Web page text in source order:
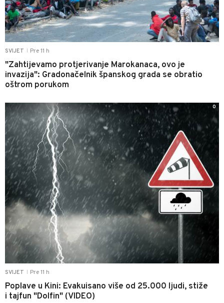
SVIJET Pre 11 h
"Zahtijevamo protjerivanje Marokanaca, ovo je
invazija": Gradonačelnik španskog grada se obratio
oštrom porukom
SVIJET Pre 11 h
Poplave u Kini: Evakuisano više od 25.000 ljudi, stiže
i tajfun "Dolfin" (VIDEO)
0